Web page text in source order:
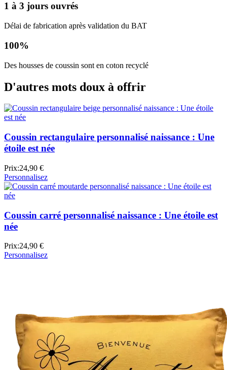
1 à 3 jours ouvrés
Délai de fabrication après validation du BAT
100%
Des housses de coussin sont en coton recyclé
D'autres mots doux à offrir
Coussin rectangulaire personnalisé naissance : Une
étoile est née
Prix:24,90 €
Personnalisez
Coussin carré personnalisé naissance : Une étoile est
née
Prix:24,90 €
Personnalisez